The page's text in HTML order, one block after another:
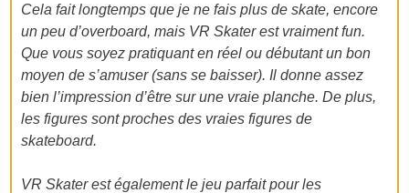
Cela fait longtemps que je ne fais plus de skate, encore
un peu d’overboard, mais VR Skater est vraiment fun.
Que vous soyez pratiquant en réel ou débutant un bon
moyen de s’amuser (sans se baisser). Il donne assez
bien l’impression d’être sur une vraie planche. De plus,
les figures sont proches des vraies figures de
skateboard.
VR Skater est également le jeu parfait pour les